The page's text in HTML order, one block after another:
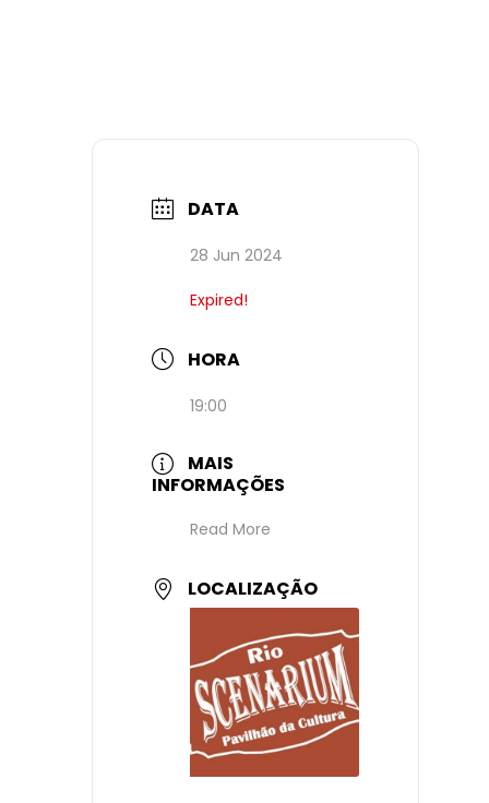
DATA
28 Jun 2024
Expired!
HORA
19:00
MAIS
INFORMAÇÕES
Read More
LOCALIZAÇÃO